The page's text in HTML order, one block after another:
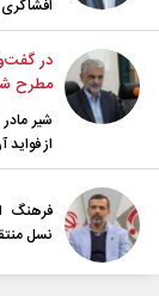
افشاگری
در
مطرح
شیر
از
فرهنگ
نسل